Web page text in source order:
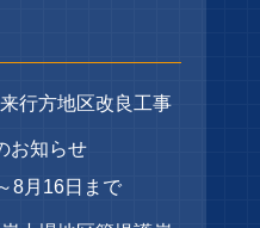
行方地区改良工事
お知らせ
8月16日まで